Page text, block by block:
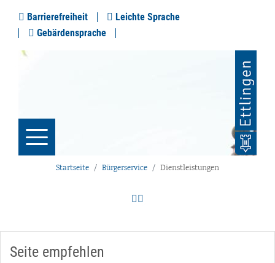
Barrierefreiheit
Leichte Sprache
Gebärdensprache
Startseite Bürgerservice Dienstleistungen
Seite empfehlen